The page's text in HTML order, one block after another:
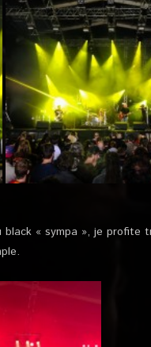
black « sympa », je profite